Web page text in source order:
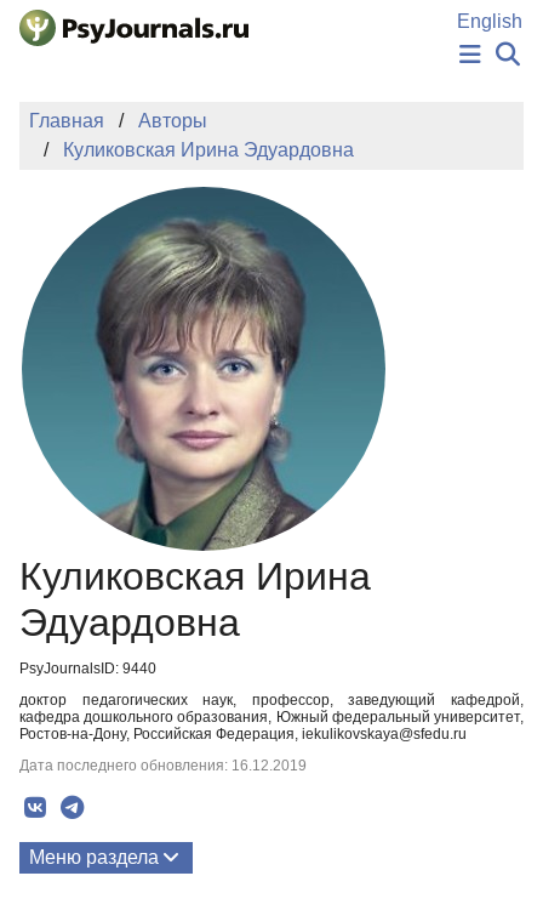
Перейти к основному содержанию
English
ИЗДАНИЯ
АВТОРЫ
ПОДАТЬ РУКОПИСЬ
БАЗА ЗНАНИЙ
КЛЮЧЕВЫЕ СЛОВА
Регистрация
Главная
Авторы
Куликовская Ирина Эдуардовна
Куликовская Ирина
Эдуардовна
PsyJournalsID: 9440
доктор педагогических наук, профессор, заведующий кафедрой,
кафедра дошкольного образования, Южный федеральный университет,
Ростов-на-Дону, Российская Федерация, iekulikovskaya@sfedu.ru
Дата последнего обновления: 16.12.2019
Меню раздела